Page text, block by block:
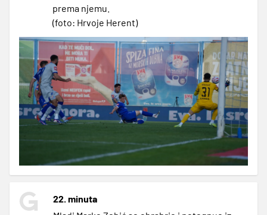
prema njemu.
(foto: Hrvoje Herent)
22. minuta